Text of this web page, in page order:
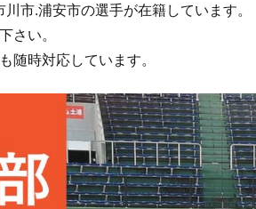
市.浦安市の選手が在籍しています。
さい。
随時対応しています。